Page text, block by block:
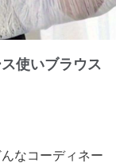
使いブラウス
なコーディネー